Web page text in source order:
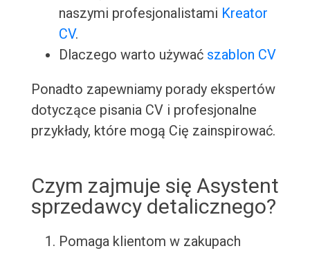
naszymi profesjonalistami Kreator
CV.
Dlaczego warto używać szablon CV
Ponadto zapewniamy porady ekspertów
dotyczące pisania CV i profesjonalne
przykłady, które mogą Cię zainspirować.
Czym zajmuje się Asystent
sprzedawcy detalicznego?
Pomaga klientom w zakupach